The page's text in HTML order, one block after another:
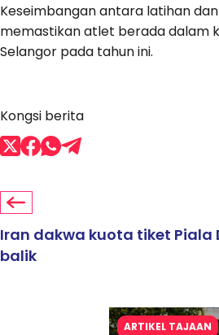
Keseimbangan antara latihan
memastikan atlet berada dalam
Selangor pada tahun ini.
Kongsi berita
Iran dakwa kuota tiket Piala
balik
ARTIKEL TAJAAN